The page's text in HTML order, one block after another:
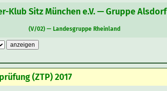
Klub Sitz München e.V. — Gruppe Alsdorf
(V/02) — Landesgruppe Rheinland
(ZTP) 2017